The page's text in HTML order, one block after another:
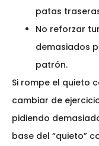
patas
No reforzar
demasiados
patrón.
Si rompe el quieto
cambiar de
pidiendo
base del “quieto”